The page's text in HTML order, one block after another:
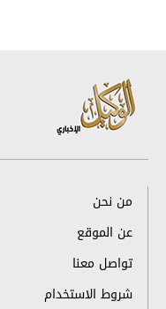
من نحن
عن الموقع
تواصل معنا
شروط الاستخدام